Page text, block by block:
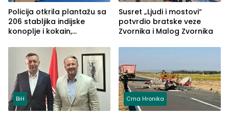
Policija otkrila plantažu sa
206 stabljika indijske
konoplje i kokain,
(FOTO)
Susret „Ljudi i mostovi“
potvrdio bratske veze
Zvornika i Malog Zvornika
BiH Crna Hronika